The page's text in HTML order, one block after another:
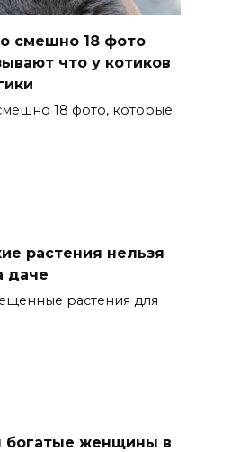
смешно 18 фото
что у котиков
18 фото, которые
растения нельзя
даче
растения для
богатые женщины в